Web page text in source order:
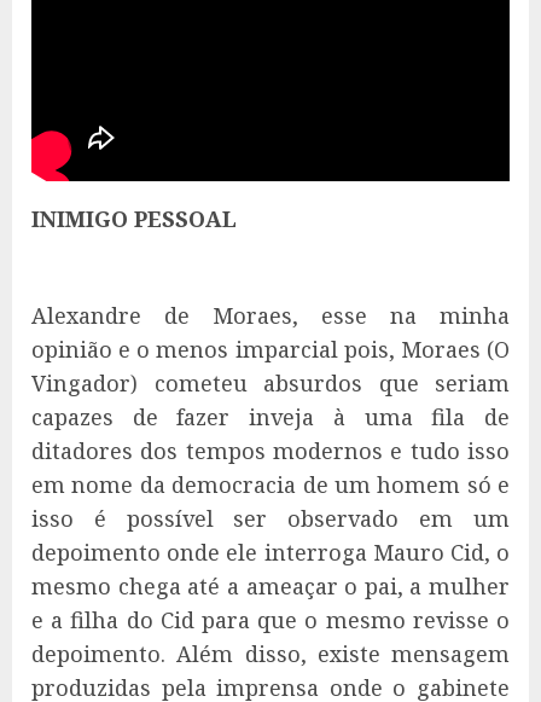
INIMIGO PESSOAL
Alexandre de Moraes, esse na minha
opinião e o menos imparcial pois, Moraes (O
Vingador) cometeu absurdos que seriam
capazes de fazer inveja à uma fila de
ditadores dos tempos modernos e tudo isso
em nome da democracia de um homem só e
isso é possível ser observado em um
depoimento onde ele interroga Mauro Cid, o
mesmo chega até a ameaçar o pai, a mulher
e a filha do Cid para que o mesmo revisse o
depoimento. Além disso, existe mensagem
produzidas pela imprensa onde o gabinete